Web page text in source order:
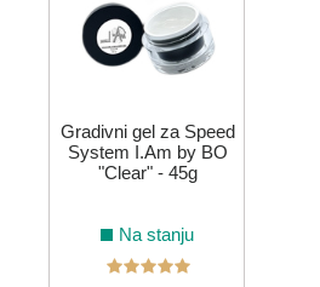
Gradivni gel za Speed
System I.Am by BO
"Clear" - 45g
Na stanju